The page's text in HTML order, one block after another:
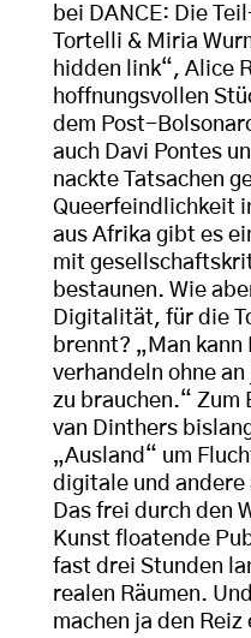
bei DANCE: Die
Tortelli & Miria
hidden link“, Alice
hoffnungsvollen
dem Post-
auch Davi Pontes
nackte Tatsachen
Queerfeindlichkeit
aus Afrika gibt es
mit
bestaunen. Wie
Digitalität, für die
brennt? „Man
verhandeln ohne
zu brauchen.“ Zum
van Dinthers
„Ausland“ um
digitale und
Das frei durch den
Kunst floatende
fast drei Stunden
realen Räumen.
machen ja den